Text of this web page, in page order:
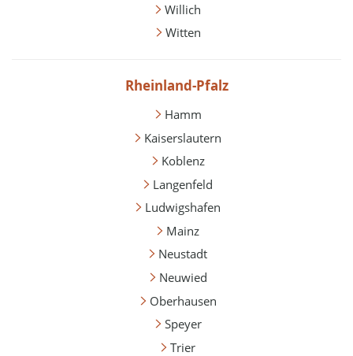
Willich
Witten
Rheinland-Pfalz
Hamm
Kaiserslautern
Koblenz
Langenfeld
Ludwigshafen
Mainz
Neustadt
Neuwied
Oberhausen
Speyer
Trier